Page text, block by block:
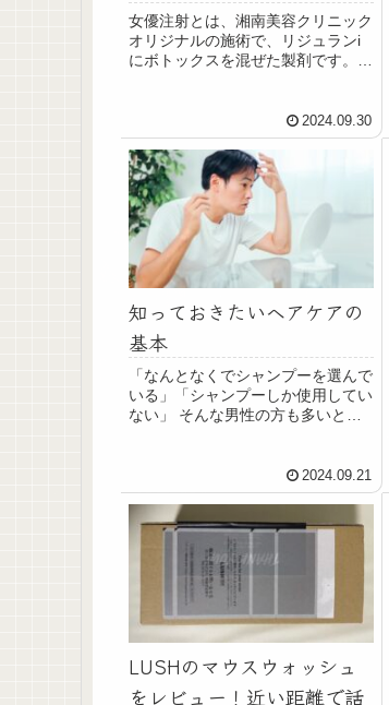
女優注射とは、湘南美容クリニック
オリジナルの施術で、リジュランi
にボトックスを混ぜた製剤です。
のシワも気にならなくなるのが気に
入りリピート。 4ヵ月おきくらいに
施術をうけ、現在、受けた合計回数
は4回になりました。 ですので今
回は、女優注射を4回受けた感想を
お話したいと思います。 リジュラ
ンiのシワ改善効果は、3～4回で実
感できるとのことなので、本当にシ
ワ改善はされたのか0回目と4回目
しょう。 女優注射の施術の流れな
どはこちらの記事をご覧ください。
↓ 湘南美容クリニックで額に女優注
射を受けてきました【1回目】最
近、額が少し萎んだというか、骨の
形がはっきりでてきたように感じて
昔はもう少しなだらかだったよう
な。 現在、僕は40歳。 加齢によっ
て脂肪が減少したのかもしれませ
ん。 そし
て、...traslatiosedis.com2023.05.3
1 ※注意※ この記事は女優注射に
よるシワ治療・肌質改善のレポート
記事となります。 傷口や肌の写真
を掲載しています事をご理解の上お
や術後の経過は個人差があること。
自由診療であること。 疼痛・腫
2024.09.30
知っておきたいヘアケアの
基本
「なんとなくでシャンプーを選んで
いる」「シャンプーしか使用してい
ない」 そんな男性の方も多いと思
までもツヤのある美しい髪を保てま
す。 手軽に誰でもヘア
2024.09.21
LUSHのマウスウォッシュ
をレビュー！近い距離で話